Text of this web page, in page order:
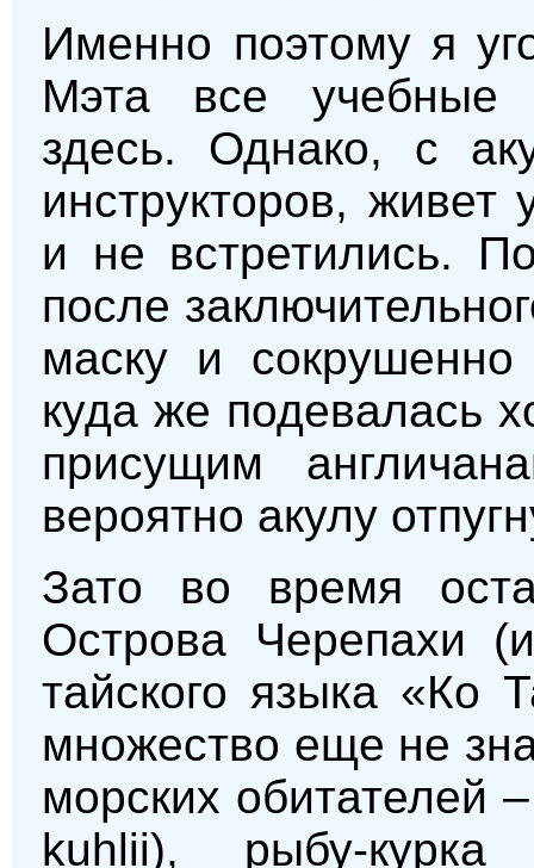
Именно поэтому я
Мэта все учебные
здесь. Однако, с
инструкторов,
и не встретились.
после
маску и
куда же подевалась
присущим
вероятно акулу
Зато во время
Острова Черепахи
тайского языка «Ко
множество еще не
морских обитателей
kuhlii), рыбу-курка